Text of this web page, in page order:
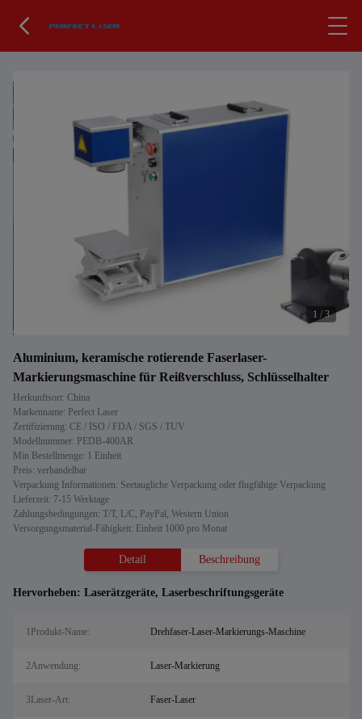
1 / 3
Aluminium, keramische rotierende Faserlaser-
Markierungsmaschine für Reißverschluss, Schlüsselhalter
Herkunftsort: China
Markenname: Perfect Laser
Zertifizierung: CE / ISO / FDA / SGS / TUV
Modellnummer: PEDB-400AR
Min Bestellmenge: 1 Einheit
Preis: verhandelbar
Verpackung Informationen: Seetaugliche Verpackung oder flugfähige Verpackung
Lieferzeit: 7-15 Werktage
Zahlungsbedingungen: T/T, L/C, PayPal, Western Union
Versorgungsmaterial-Fähigkeit: Einheit 1000 pro Monat
Detail Beschreibung
Hervorheben: Laserätzgeräte, Laserbeschriftungsgeräte
1Produkt-Name: Drehfaser-Laser-Markierungs-Maschine
2Anwendung: Laser-Markierung
3Laser-Art: Faser-Laser